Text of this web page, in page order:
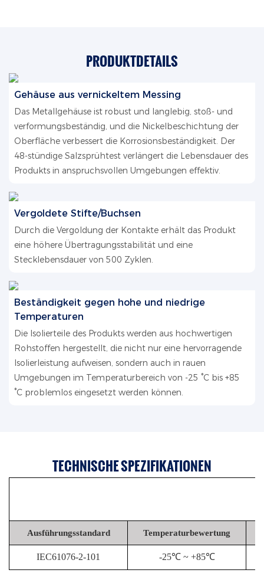
PRODUKTDETAILS
Gehäuse aus vernickeltem Messing
Das Metallgehäuse ist robust und langlebig, stoß- und
verformungsbeständig, und die Nickelbeschichtung der
Oberfläche verbessert die Korrosionsbeständigkeit. Der
48-stündige Salzsprühtest verlängert die Lebensdauer des
Produkts in anspruchsvollen Umgebungen effektiv.
Vergoldete Stifte/Buchsen
Durch die Vergoldung der Kontakte erhält das Produkt
eine höhere Übertragungsstabilität und eine
Stecklebensdauer von 500 Zyklen.
Beständigkeit gegen hohe und niedrige
Temperaturen
Die Isolierteile des Produkts werden aus hochwertigen
Rohstoffen hergestellt, die nicht nur eine hervorragende
Isolierleistung aufweisen, sondern auch in rauen
Umgebungen im Temperaturbereich von -25 °C bis +85
°C problemlos eingesetzt werden können.
TECHNISCHE SPEZIFIKATIONEN
Ausführungsstandard Temperaturbewertung
IEC61076-2-101 -25℃ ~ +85℃